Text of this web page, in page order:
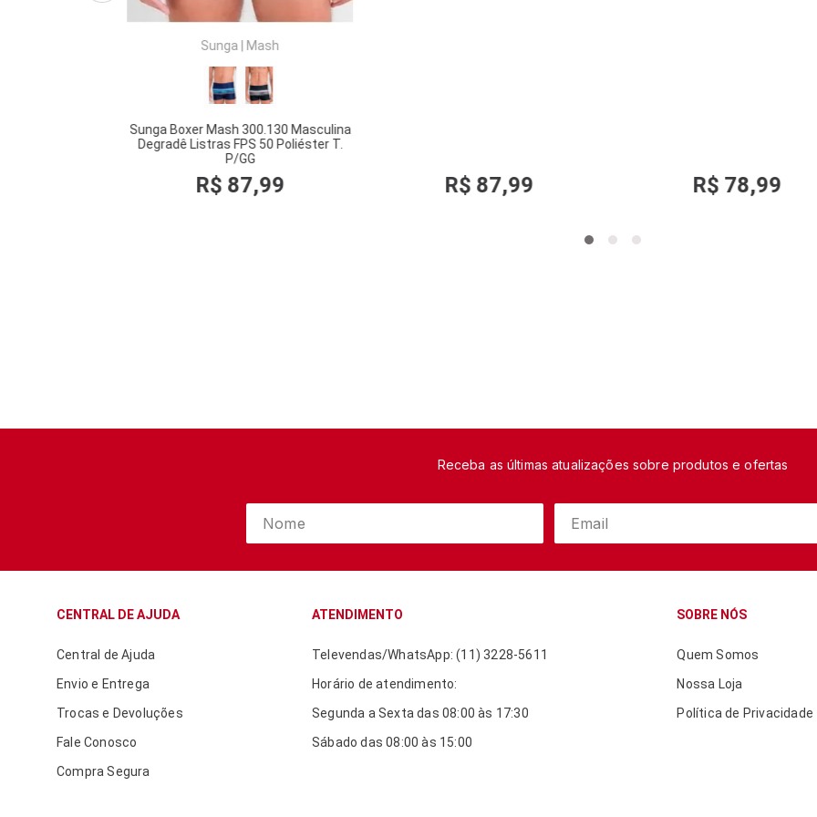
Sunga Mash
Sunga Boxer Mash 300.130 Masculina
Degradê Listras FPS 50 Poliéster T.
P/GG
R$ 87,99 R$ 87,99 R$ 78,99
Receba as últimas atualizações sobre produtos e ofertas
CENTRAL DE AJUDA
Central de Ajuda
Envio e Entrega
Trocas e Devoluções
Fale Conosco
Compra Segura
ATENDIMENTO
Televendas/WhatsApp: (11) 3228-5611
Horário de atendimento:
Segunda a Sexta das 08:00 às 17:30
Sábado das 08:00 às 15:00
SOBRE NÓS
Quem Somos
Nossa Loja
Política de Privacidade